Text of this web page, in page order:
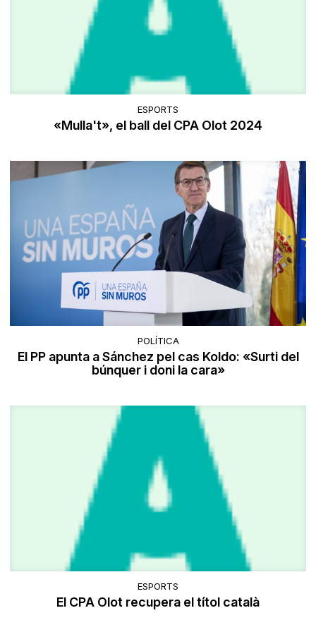
ESPORTS
«Mulla't», el ball del CPA Olot 2024
POLÍTICA
El PP apunta a Sánchez pel cas Koldo: «Surti del
búnquer i doni la cara»
ESPORTS
El CPA Olot recupera el títol català